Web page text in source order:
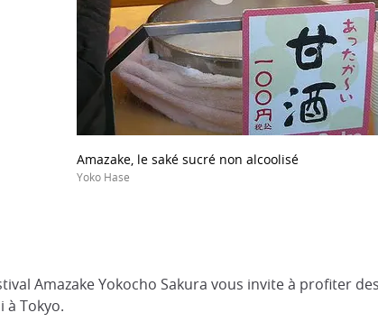
Amazake, le saké sucré non alcoolisé
Yoko Hase
Amazake Yokocho Sakura vous invite à profiter
à Tokyo.